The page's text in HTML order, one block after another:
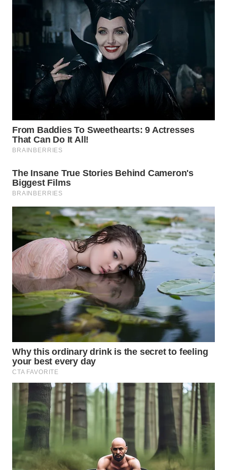
WN
INDRAMAYU
KUNINGAN
WN
MAJALENGKA
WN
SUBANG
WN
SUKABUMI
WN
PURWAKARTA
WN
PRIANGAN
TIMUR
WN
SEMARANG
SOLO
WN
WN
MADURA
SURABAYA